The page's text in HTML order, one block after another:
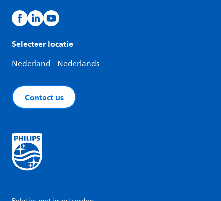
Selecteer locatie
Nederland - Nederlands
Contact us